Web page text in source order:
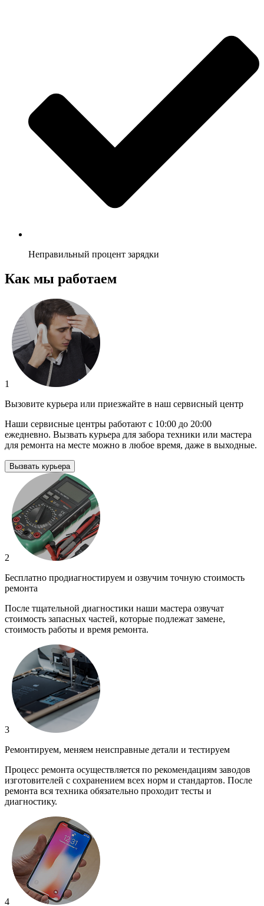
Неправильный процент зарядки
Как мы работаем
1
Вызовите курьера или приезжайте в наш сервисный центр
Наши сервисные центры работают с 10:00 до 20:00
ежедневно. Вызвать курьера для забора техники или мастера
для ремонта на месте можно в любое время, даже в выходные.
Вызвать курьера
2
Бесплатно продиагностируем и озвучим точную стоимость
ремонта
После тщательной диагностики наши мастера озвучат
стоимость запасных частей, которые подлежат замене,
стоимость работы и время ремонта.
3
Ремонтируем, меняем неисправные детали и тестируем
Процесс ремонта осуществляется по рекомендациям заводов
изготовителей с сохранением всех норм и стандартов. После
ремонта вся техника обязательно проходит тесты и
диагностику.
4